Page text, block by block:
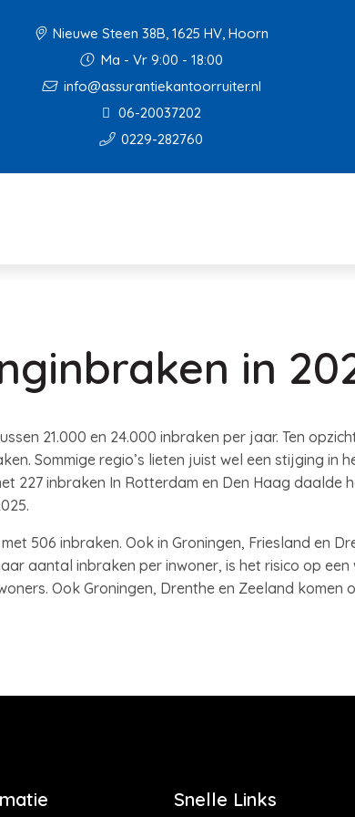
Nieuwe Steen 38B, 1625 HV, Hoorn
Ma - Vr 9:00 - 18:00
info@assurantiekantoorruiter.nl
06-20037202
0229-282760
in
21.000 en 24.000 inbraken per jaar. Ten
Sommige regio’s lieten juist wel een stijging in
227 inbraken In Rotterdam en Den Haag daalde
506 inbraken. Ook in Groningen, Friesland en
aantal inbraken per inwoner, is het risico op
Ook Groningen, Drenthe en Zeeland
Snelle Links